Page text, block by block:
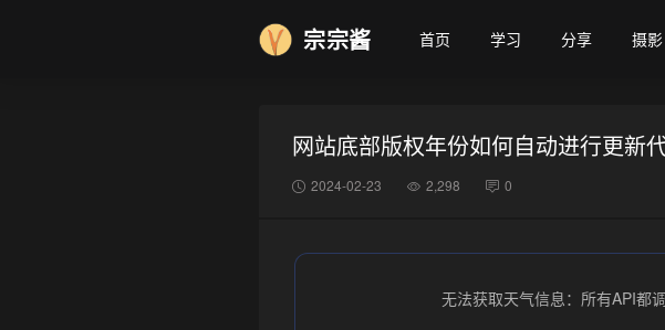
宗宗酱 首页 学习 分享 摄影
网站底部版权年份如何自动进行更新
2024-02-23 2,298 0
无法获取天气信息：所有API都